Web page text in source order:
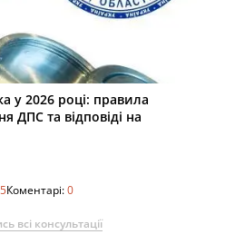
у 2026 році: правила
ДПС та відповіді на
Коментарі:0
всі консультації